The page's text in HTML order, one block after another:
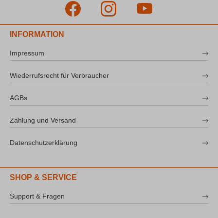
INFORMATION
Impressum
Wiederrufsrecht für Verbraucher
AGBs
Zahlung und Versand
Datenschutzerklärung
SHOP & SERVICE
Support & Fragen